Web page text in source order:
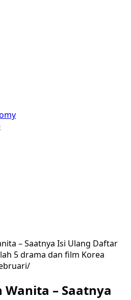
– Saatnya Isi Ulang Daftar
5 drama dan film Korea
– Saatnya